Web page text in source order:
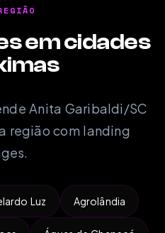
em cidades
Anita Garibaldi/SC
região com landing
Luz Agrolândia